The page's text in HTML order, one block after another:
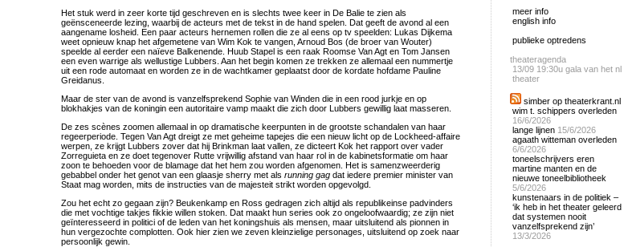
Het stuk werd in zeer korte tijd geschreven en is slechts twee keer in De Balie te zien als
geënsceneerde lezing, waarbij de acteurs met de tekst in de hand spelen. Dat geeft de avond al een
aangename losheid. Een paar acteurs hernemen rollen die ze al eens op tv speelden: Lukas Dijkema
weet opnieuw knap het afgemetene van Wim Kok te vangen, Arnoud Bos (de broer van Wouter)
speelde al eerder een naïeve Balkenende. Huub Stapel is een raak Roomse Van Agt en Tom Jansen
een even warrige als wellustige Lubbers. Aan het begin komen ze trekken ze allemaal een nummertje
uit een rode automaat en worden ze in de wachtkamer geplaatst door de kordate hofdame Pauline
Greidanus.
Maar de ster van de avond is vanzelfsprekend Sophie van Winden die in een rood jurkje en op
blokhakjes van de koningin een autoritaire vamp maakt die zich door Lubbers gewillig laat masseren.
De zes scènes zoomen allemaal in op dramatische keerpunten in de grootste schandalen van haar
regeerperiode. Tegen Van Agt dreigt ze met geheime tapejes die een nieuw licht op de Lockheed-affaire
werpen, ze krijgt Lubbers zover dat hij Brinkman laat vallen, ze dicteert Kok het rapport over vader
Zorreguieta en ze doet tegenover Rutte vrijwillig afstand van haar rol in de kabinetsformatie om haar
zoon te behoeden voor de blamage dat het hem zou worden afgenomen. Het is samenzweerderig
gebabbel onder het genot van een glaasje sherry met als running gag dat iedere premier minister van
Staat mag worden, mits de instructies van de majesteit strikt worden opgevolgd.
Zou het echt zo gegaan zijn? Beukenkamp en Ross gedragen zich altijd als republikeinse padvinders
die met vochtige takjes fikkie willen stoken. Dat maakt hun series ook zo ongeloofwaardig; ze zijn niet
geïnteresseerd in politici of de leden van het koningshuis als mensen, maar uitsluitend als pionnen in
hun vergezochte complotten. Ook hier zien we zeven kleinzielige personages, uitsluitend op zoek naar
persoonlijk gewin.
meer info
english info
publieke optredens
theateragenda
13/09 19:30u gala van het nl
theater
simber op theaterkrant.nl
wim t. schippers overleden
16/6/2026
lange lijnen 15/6/2026
agaath witteman overleden
6/6/2026
toneelschrijvers eren
martine manten en de
nieuwe toneelbibliotheek
5/6/2026
kunstenaars in de politiek –
‘ik heb in het theater geleerd
dat systemen nooit
vanzelfsprekend zijn’
13/3/2026